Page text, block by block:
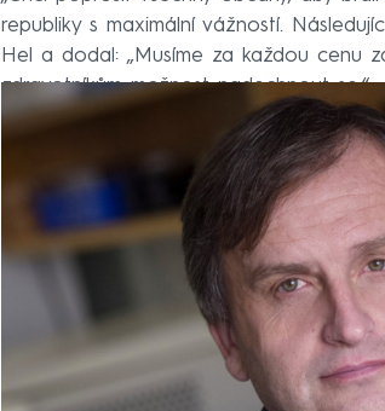
republiky s maximální vážností.
Hel a dodal: „Musíme za každou cenu
zdravotníkům možnost nadechnout se.“